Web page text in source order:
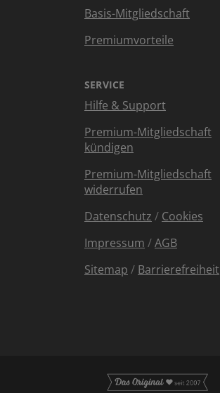
Basis-Mitgliedschaft
Premiumvorteile
SERVICE
Hilfe & Support
Premium-Mitgliedschaft
kündigen
Premium-Mitgliedschaft
widerrufen
Datenschutz / Cookies
Impressum /AGB
Sitemap / Barrierefreiheit